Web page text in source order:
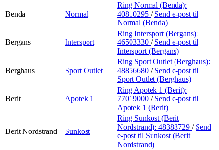
Benda Normal
Ring Normal (Benda):
40810295 / Send e-post til
Normal (Benda)
Bergans Intersport
Ring Intersport (Bergans):
46503330 / Send e-post til
Intersport (Bergans)
Berghaus Sport Outlet
Ring Sport Outlet (Berghaus):
48856680 / Send e-post til
Sport Outlet (Berghaus)
Berit Apotek 1
Ring Apotek 1 (Berit):
77019000 / Send e-post til
Apotek 1 (Berit)
Berit Nordstrand Sunkost
Ring Sunkost (Berit
Nordstrand): 48388729 / Send
e-post til Sunkost (Berit
Nordstrand)